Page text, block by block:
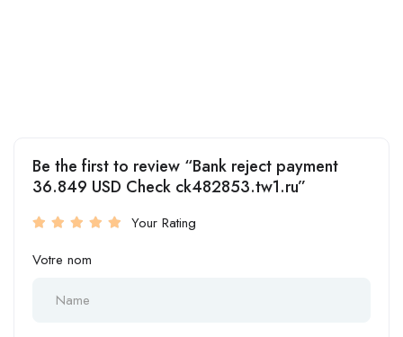
Be the first to review “Bank reject payment
36.849 USD Check ck482853.tw1.ru”
Your Rating
Votre nom